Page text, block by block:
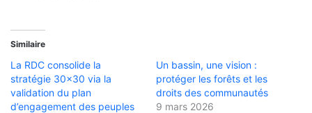
Similaire
La RDC consolide la
stratégie 30×30 via la
validation du plan
d’engagement des peuples
Un bassin, une vision :
protéger les forêts et les
droits des communautés
9 mars 2026